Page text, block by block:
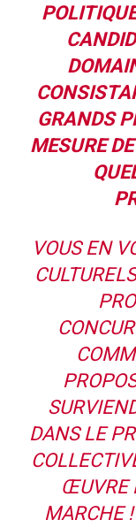
GRANDS
MESURE
VOUS EN
DANS LE
ŒUVRE
MARCHE